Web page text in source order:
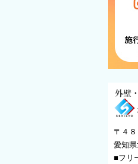
〒４８
愛知
■フリ